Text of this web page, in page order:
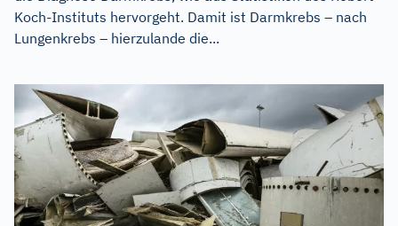
Koch-Instituts hervorgeht. Damit ist Darmkrebs – nach
Lungenkrebs – hierzulande die...